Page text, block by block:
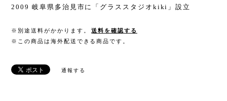
2009 岐阜県多治見市に「グラススタジオkiki」設立
※別途送料がかかります。
送料を確認する
※この商品は海外配送できる商品です。
通報する